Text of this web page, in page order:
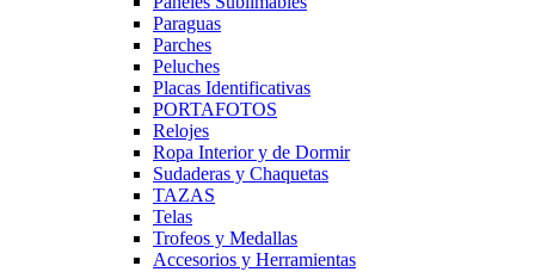
Paraguas
Parches
Peluches
Placas Identificativas
PORTAFOTOS
Relojes
Ropa Interior y de Dormir
Sudaderas y Chaquetas
TAZAS
Telas
Trofeos y Medallas
Accesorios y Herramientas